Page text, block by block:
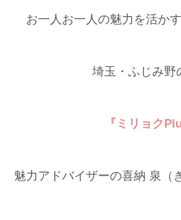
お一人お一人の魅力を活か
埼玉・ふじみ野
『ミリョク
魅力アドバイザーの喜納 泉（